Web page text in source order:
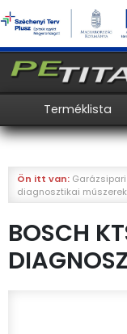
Terméklista
Ön itt van:
diagnosztikai műszerek
BOSCH